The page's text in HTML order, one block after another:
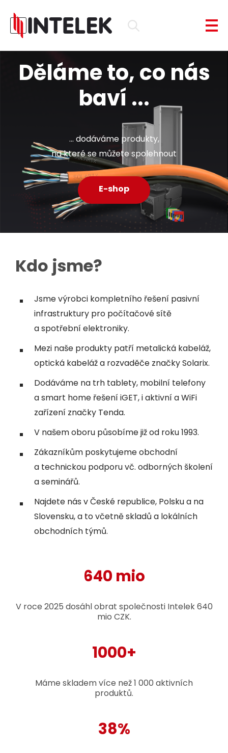
Děláme to, co nás
baví ...
... dodáváme produkty,
na které se můžete spolehnout
E-shop
Kdo jsme?
Jsme výrobci kompletního řešení pasivní
infrastruktury pro počítačové sítě
a spotřební elektroniky.
Mezi naše produkty patří metalická kabeláž,
optická kabeláž a rozvaděče značky Solarix.
Dodáváme na trh tablety, mobilní telefony
a smart home řešení iGET, i aktivní a WiFi
zařízení značky Tenda.
V našem oboru působíme již od roku 1993.
Zákazníkům poskytujeme obchodní
a technickou podporu vč. odborných školení
a seminářů.
Najdete nás v České republice, Polsku a na
Slovensku, a to včetně skladů a lokálních
obchodních týmů.
640 mio
V roce 2025 dosáhl obrat společnosti Intelek 640
mio CZK.
1000+
Máme skladem více než 1 000 aktivních
produktů.
38%